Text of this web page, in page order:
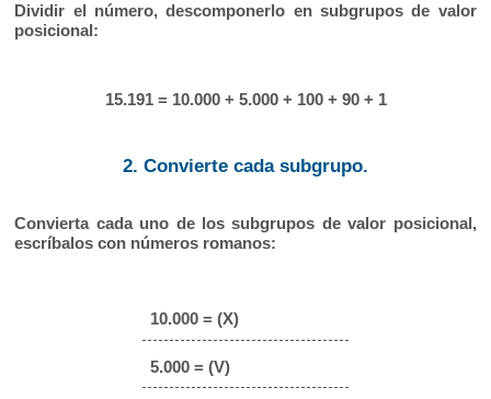
Dividir el número, descomponerlo en subgrupos de valor
posicional:
15.191 = 10.000 + 5.000 + 100 + 90 + 1
2. Convierte cada subgrupo.
Convierta cada uno de los subgrupos de valor posicional,
escríbalos con números romanos:
10.000 = (X)
5.000 = (V)